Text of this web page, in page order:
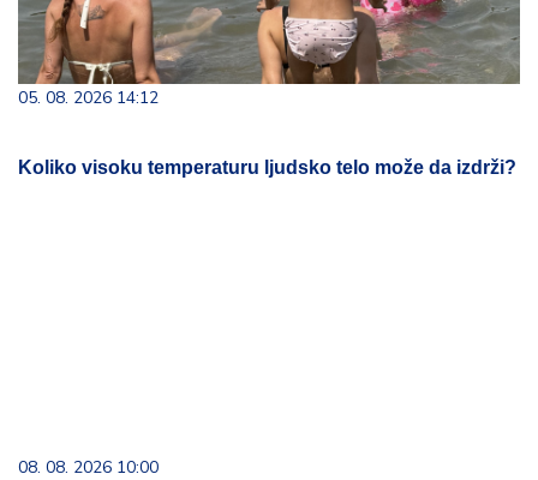
05. 08. 2026 14:12
Koliko visoku temperaturu ljudsko telo može da izdrži?
08. 08. 2026 10:00